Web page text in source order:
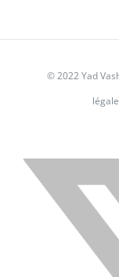
© 2022 Yad
X